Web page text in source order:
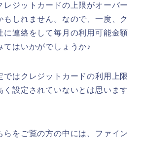
レジットカードの上限がオーバー
もしれません。なので、一度、ク
に連絡をして毎月の利用可能金額
てはいかがでしょうか♪
ではクレジットカードの利用上限
く設定されていないとは思います
らをご覧の方の中には、ファイン